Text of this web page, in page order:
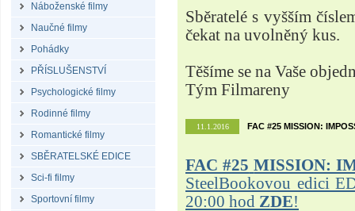
Náboženské filmy
Naučné filmy
Pohádky
PŘÍSLUŠENSTVÍ
Psychologické filmy
Rodinné filmy
Romantické filmy
SBĚRATELSKÉ EDICE
Sci-fi filmy
Sportovní filmy
Sběratelé s vyšším
čekat na uvolněný kus.
Těšíme se na Vaše
Tým Filmareny
11.1.2016 FAC #25 MISSION:
FAC #25 MISSION:
SteelBookovou edici
20:00 hod ZDE!